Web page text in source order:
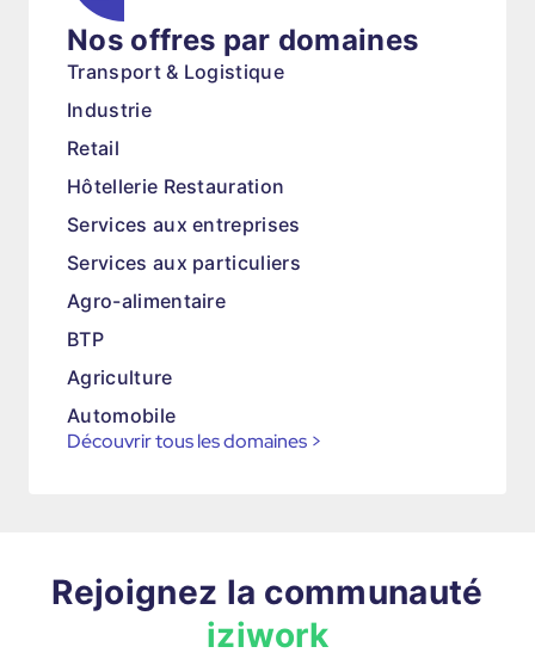
Nos offres par domaines
Transport & Logistique
Industrie
Retail
Hôtellerie Restauration
Services aux entreprises
Services aux particuliers
Agro-alimentaire
BTP
Agriculture
Automobile
Découvrir tous les domaines >
Rejoignez la communauté
iziwork